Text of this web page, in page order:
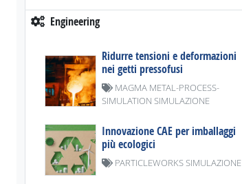
Engineering
Ridurre tensioni e deformazioni
nei getti pressofusi
MAGMA METAL-PROCESS-
SIMULATION SIMULAZIONE
Innovazione CAE per imballaggi
più ecologici
PARTICLEWORKS SIMULAZIONE